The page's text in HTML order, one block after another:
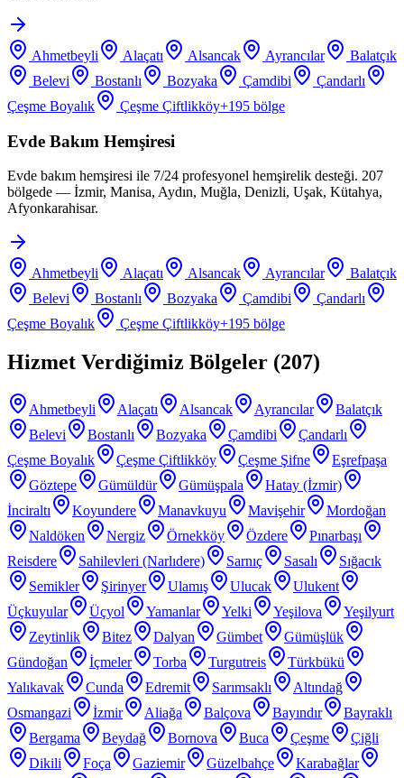
Ahmetbeyli Alaçatı Alsancak Ayrancılar
Balatçık
Belevi
Bostanlı Bozyaka Çamdibi
Çandarlı
Çeşme Boyalık
Çeşme Çiftlikköy+195 bölge
Evde Bakım Hemşiresi
Evde bakım hemşiresi ile 7/24 profesyonel hemşirelik desteği. 207
bölgede — İzmir, Manisa, Aydın, Muğla, Denizli, Uşak, Kütahya,
Afyonkarahisar.
Ahmetbeyli Alaçatı Alsancak Ayrancılar
Balatçık
Belevi
Bostanlı Bozyaka Çamdibi
Çandarlı
Çeşme Boyalık
Çeşme Çiftlikköy+195 bölge
Hizmet Verdiğimiz Bölgeler (207)
Ahmetbeyli Alaçatı Alsancak Ayrancılar
Balatçık
Belevi
Bostanlı Bozyaka Çamdibi
Çandarlı
Çeşme Boyalık
Çeşme Çiftlikköy Çeşme Şifne
Eşrefpaşa
Göztepe
Gümüldür Gümüşpala
Hatay (İzmir)
İnciraltı
Koyundere Manavkuyu Mavişehir
Mordoğan
Naldöken
Nergiz Örnekköy Özdere
Pınarbaşı
Reisdere
Sahilevleri (Narlıdere) Sarnıç Sasalı
Sığacık
Semikler
Şirinyer Ulamış Ulucak
Ulukent
Üçkuyular
Üçyol Yamanlar Yelki Yeşilova
Yeşilyurt
Zeytinlik
Bitez Dalyan Gümbet
Gümüşlük
Gündoğan
İçmeler Torba Turgutreis
Türkbükü
Yalıkavak
Cunda Edremit Sarımsaklı
Altındağ
Osmangazi
İzmir Aliağa Balçova Bayındır
Bayraklı
Bergama
Beydağ Bornova Buca Çeşme
Çiğli
Dikili
Foça Gaziemir Güzelbahçe
Karabağlar